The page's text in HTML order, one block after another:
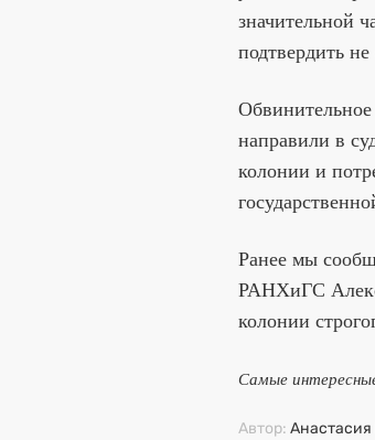
значительной
подтвердить не
направили в
колонии и
Ранее мы
РАНХиГС
колонии
Самые
Автор: Анастасия